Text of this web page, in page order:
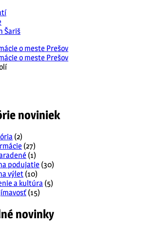
Šariš
noviniek
(2)
(27)
(1)
podujatie (30)
výlet (10)
a kultúra (5)
(15)
novinky